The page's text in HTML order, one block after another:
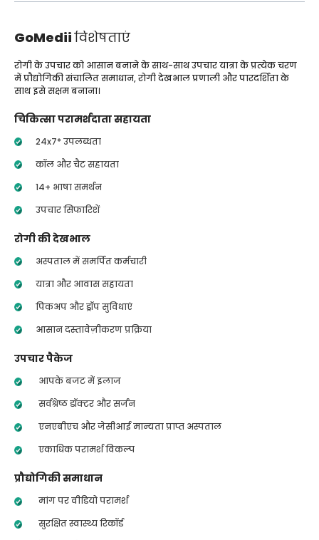
GoMediiविशेषताएं
रोगी के उपचार को आसान बनाने के साथ-साथ उपचार यात्रा के प्रत्येक चरण
में प्रौद्योगिकी संचालित समाधान, रोगी देखभाल प्रणाली और पारदर्शिता के
साथ इसे सक्षम बनाना।
चिकित्सा परामर्शदाता सहायता
24x7* उपलब्धता
कॉल और चैट सहायता
14+ भाषा समर्थन
उपचार सिफारिशें
रोगी की देखभाल
अस्पताल में समर्पित कर्मचारी
यात्रा और आवास सहायता
पिकअप और ड्रॉप सुविधाएं
आसान दस्तावेज़ीकरण प्रक्रिया
उपचार पैकेज
आपके बजट में इलाज
सर्वश्रेष्ठ डॉक्टर और सर्जन
एनएबीएच और जेसीआई मान्यता प्राप्त अस्पताल
एकाधिक परामर्श विकल्प
प्रौद्योगिकी समाधान
मांग पर वीडियो परामर्श
सुरक्षित स्वास्थ्य रिकॉर्ड